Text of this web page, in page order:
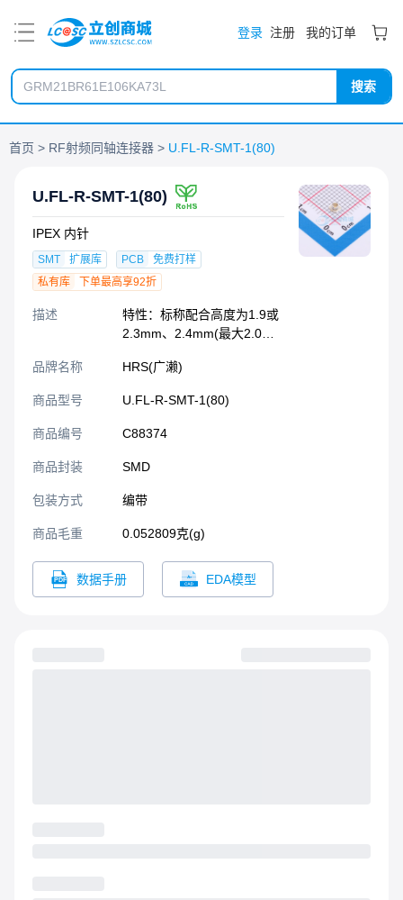
登录 注册 我的订单
搜索
首页 RF射频同轴连接器 U.FL-R-SMT-1(80)
U.FL-R-SMT-1(80)
IPEX 内针
SMT 扩展库 PCB
免费打样
私有库
下单最高享92折
描述
特性：标称配合高度为1.9或
2.3mm、2.4mm(最大2.0或
小,插座占用面积为
15.7mg。应用：手机
品牌名称 HRS(广濑)
商品型号 U.FL-R-SMT-1(80)
商品编号 C88374
商品封装 SMD​
包装方式 编带
商品毛重 0.052809克(g)
数据手册 EDA模型